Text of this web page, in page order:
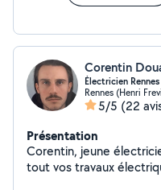
Corentin
Électricien
Rennes (Henri
5/5 (22
Présentation
Corentin, jeune
tout vos travaux électriques. Courant fort : -